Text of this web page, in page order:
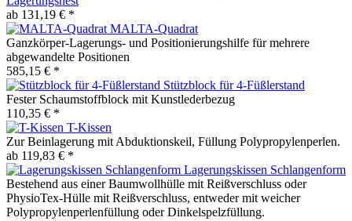
ab 131,19 € *
MALTA-Quadrat
Ganzkörper-Lagerungs- und Positionierungshilfe für mehrere
abgewandelte Positionen
585,15 € *
Stützblock für 4-Füßlerstand
Fester Schaumstoffblock mit Kunstlederbezug
110,35 € *
T-Kissen
Zur Beinlagerung mit Abduktionskeil, Füllung Polypropylenperlen.
ab 119,83 € *
Lagerungskissen Schlangenform
Bestehend aus einer Baumwollhülle mit Reißverschluss oder
PhysioTex-Hülle mit Reißverschluss, entweder mit weicher
Polypropylenperlenfüllung oder Dinkelspelzfüllung.